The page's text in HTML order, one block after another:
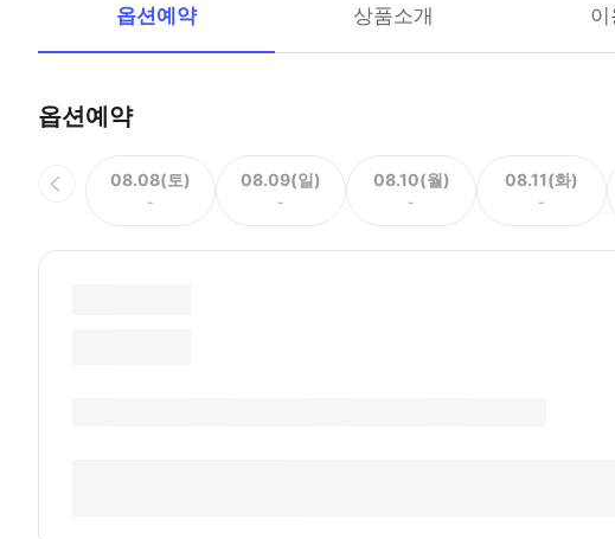
옵션예약 상품소개 이
옵션예약
08.08(토)
-
08.09(일)
-
08.10(월)
-
08.11(화)
-